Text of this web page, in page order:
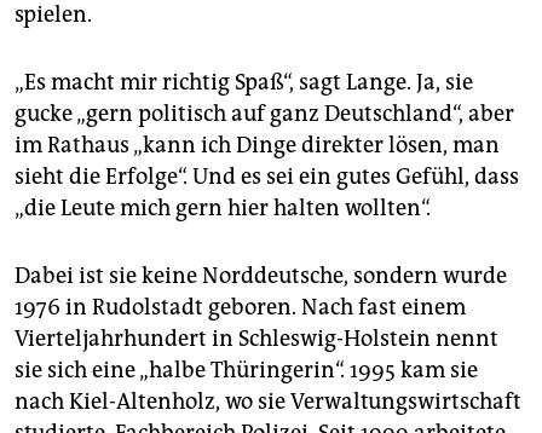
spielen.
„Es macht mir richtig Spaß“, sagt Lange. Ja, sie
gucke „gern politisch auf ganz Deutschland“, aber
im Rathaus „kann ich Dinge direkter lösen, man
sieht die Erfolge“. Und es sei ein gutes Gefühl, dass
„die Leute mich gern hier halten wollten“.
Dabei ist sie keine Norddeutsche, sondern wurde
1976 in Rudolstadt geboren. Nach fast einem
Vierteljahrhundert in Schleswig-Holstein nennt
sie sich eine „halbe Thüringerin“. 1995 kam sie
nach Kiel-Altenholz, wo sie Verwaltungswirtschaft